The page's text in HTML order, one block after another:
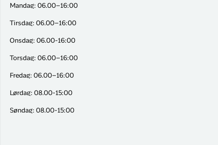
Mandag: 06.00–16:00
Tirsdag: 06.00–16:00
Onsdag: 06.00-16:00
Torsdag: 06.00–16:00
Fredag: 06.00–16:00
Lørdag: 08.00-15:00
Søndag: 08.00-15:00